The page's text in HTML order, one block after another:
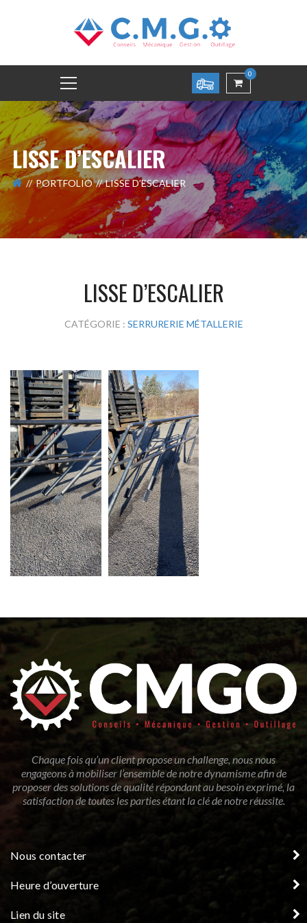
0
LISSE D’ESCALIER
PORTFOLIO LISSE D’ESCALIER
LISSE D’ESCALIER
CATÉGORIE : SERRURERIE MÉTALLERIE
Chaque fois qu’un client propose un challenge, nous nous
engageons à mobiliser l’ensemble de notre dynamisme afin de
proposer des solutions de qualité répondant au besoin exprimé, la
satisfaction de toutes les parties étant la clé de notre réussite.
Nous contacter
Heure d’ouverture
Lien du site